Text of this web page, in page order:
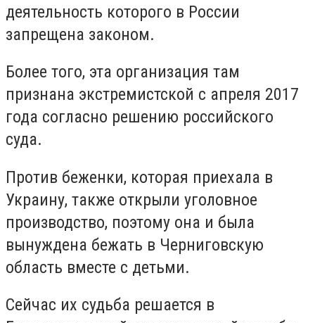
деятельность которого в России
запрещена законом.
Более того, эта организация там
признана экстремистской с апреля 2017
года согласно решению российского
суда.
Против беженки, которая приехала в
Украину, также открыли уголовное
производство, поэтому она и была
вынуждена бежать в Черниговскую
область вместе с детьми.
Сейчас их судьба решается в